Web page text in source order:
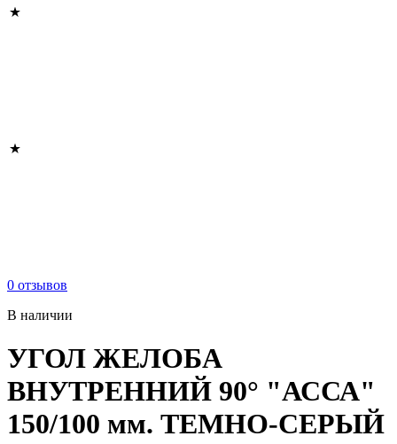
0 отзывов
В наличии
УГОЛ ЖЕЛОБА
ВНУТРЕННИЙ 90° "АССА"
150/100 мм. ТЕМНО-СЕРЫЙ